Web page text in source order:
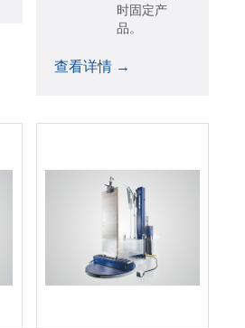
时固定产
品。
查看详情 →